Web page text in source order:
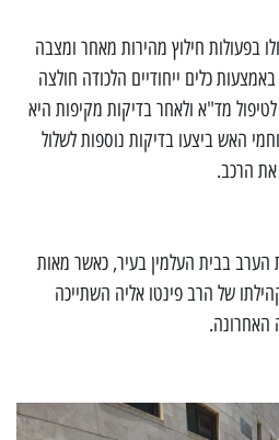
בפעולות חילוץ מהירות מאחר ומצבה
כלים ייחודיים הלכודה חולצה
מד"א ולאחר בדיקות מקיפות היא
האש ביצעו בדיקות נוספות לשלול
את הרכב.
הערב בבית העלמין בעיר, כאשר מאות
של הרב פינטו אליה השתייכה
האחרונה.